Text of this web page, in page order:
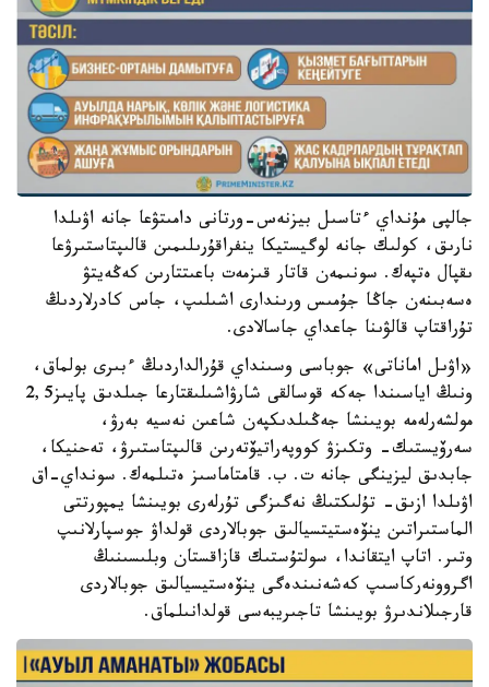
جالپى مۇنداي ءتاسىل بيزنەس-ورتانى دامىتۋعا جانە اۋىلدا
نارىق، كولىك جانە لوگيستيكا ينفراقۇرىلىمىن قالىپتاستىرۋعا
ىقپال ەتپەك. سونىمەن قاتار قىزمەت باعىتتارىن كەڭەيتۋ
ەسەبىنەن جاڭا جۇمىس ورىندارى اشىلىپ، جاس كادرلاردىڭ
تۇراقتاپ قالۋىنا جاعداي جاسالادى.
«اۋىل اماناتى» جوباسى وسىنداي قۇرالداردىڭ ءبىرى بولماق،
ونىڭ اياسىندا جەكە قوسالقى شارۋاشىلىقتارعا جىلدىق پايىز2,5
مولشەرلەمە بويىنشا جەڭىلدىكپەن شاعىن نەسيە بەرۋ،
سەرۆيستىك- وتكىزۋ كووپەراتيۆتەرىن قالىپتاستىرۋ، تەحنيكا،
جابدىق ليزينگى جانە ت. ب. قامتاماسىز ەتىلمەك. سونداي-اق
اۋىلدا ازىق- تۇلىكتىڭ نەگىزگى تۇرلەرى بويىنشا يمپورتتى
الماستىراتىن ينۆەستيتسيالىق جوبالاردى قولداۋ جوسپارلانىپ
وتىر. اتاپ ايتقاندا، سولتۇستىك قازاقستان وبلىسىنىڭ
اگروونەركاسىپ كەشەنىندەگى ينۆەستيسيالىق جوبالاردى
قارجىلاندىرۋ بويىنشا تاجىريبەسى قولدانىلماق.